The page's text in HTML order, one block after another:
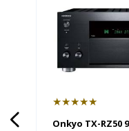
★★★★★
Onkyo TX-RZ50